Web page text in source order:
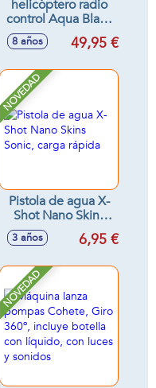
helicóptero radio
control Aqua Blaze
3 en 1. Con 3
canales y mando
8 años 49,95 €
NOVEDAD
Pistola de agua X-
Shot Nano Skins
Sonic, carga rápida
3 años 6,95 €
NOVEDAD